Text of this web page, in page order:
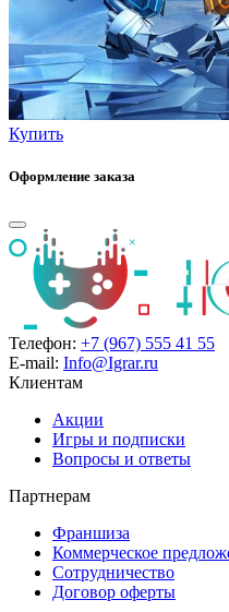
Купить
Оформление заказа
Телефон: +7 (967) 555 41 55
E-mail: Info@Igrar.ru
Клиентам
Акции
Игры и подписки
Вопросы и ответы
Партнерам
Франшиза
Коммерческое
Сотрудничество
Договор оферты